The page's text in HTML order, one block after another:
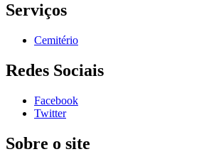
Serviços
Cemitério
Redes Sociais
Facebook
Twitter
Sobre o site